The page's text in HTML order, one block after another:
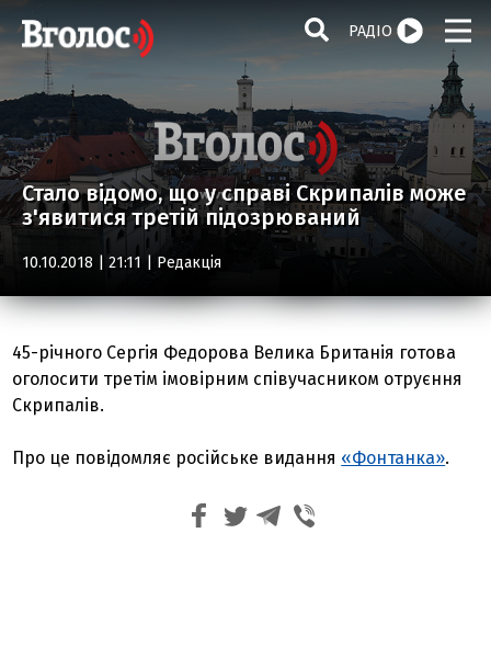
РАДІО
Стало відомо, що у справі Скрипалів може
з'явитися третій підозрюваний
10.10.2018 | 21:11 | Редакція
45-річного Сергія Федорова Велика Британія готова
оголосити третім імовірним співучасником отруєння
Скрипалів.
Про це повідомляє російське видання «Фонтанка».